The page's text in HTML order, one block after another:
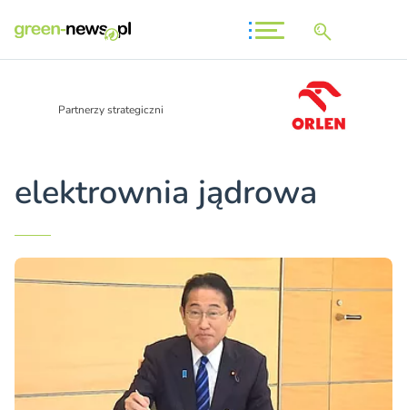
Partnerzy strategiczni
elektrownia jądrowa